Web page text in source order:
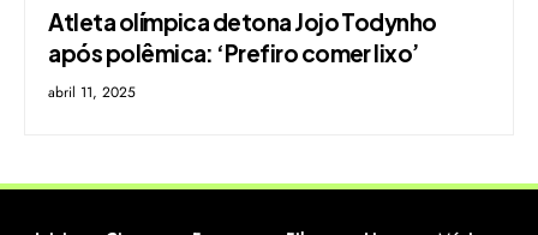
Atleta olímpica detona Jojo Todynho
após polêmica: ‘Prefiro comer lixo’
abril 11, 2025